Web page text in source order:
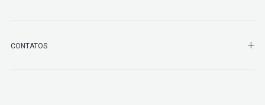
CONTATOS